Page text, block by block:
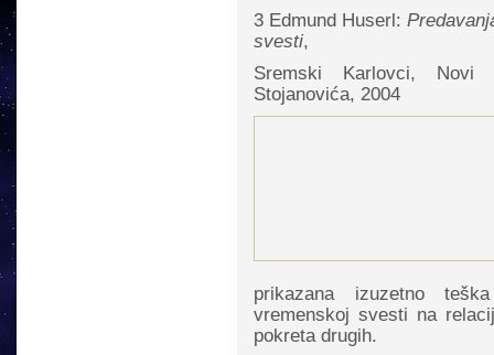
3 Edmund Huserl:
svesti,
Sremski Karlovci, Novi
Stojanovića, 2004
prikazana izuzetno
vremenskoj svesti na
pokreta drugih.